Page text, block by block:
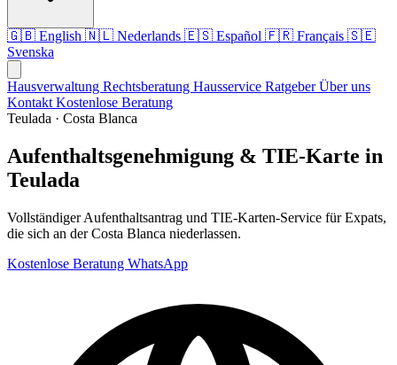
🇬🇧 English 🇳🇱 Nederlands 🇪🇸 Español 🇫🇷 Français 🇸🇪
Svenska
Hausverwaltung Rechtsberatung Hausservice RatgeberÜber uns
Kontakt Kostenlose Beratung
Teulada · Costa Blanca
Aufenthaltsgenehmigung & TIE-Karte in
Teulada
Vollständiger Aufenthaltsantrag und TIE-Karten-Service für Expats,
die sich an der Costa Blanca niederlassen.
Kostenlose Beratung WhatsApp